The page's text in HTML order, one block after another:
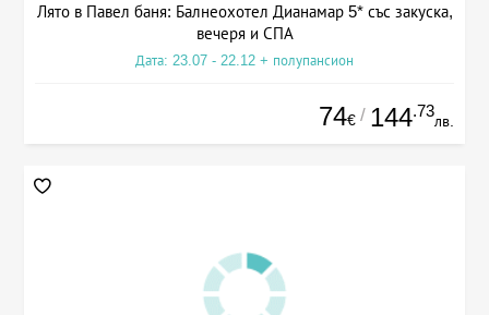
Лято в Павел баня: Балнеохотел Дианамар 5* със закуска,
вечеря и СПА
Дата: 23.07 - 22.12 + полупансион
74€ / 144.73
лв.